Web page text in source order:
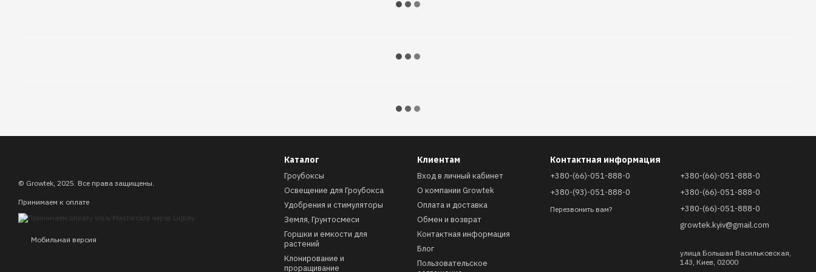
© Growtek, 2025. Все права защищены.
Принимаем к оплате
Мобильная версия
Каталог
Гроубоксы
Освещение для Гроубокса
Удобрения и стимуляторы
Земля, Грунтосмеси
Горшки и емкости для
растений
Клонирование и
проращивание
Клиентам
Вход в личный кабинет
О компании Growtek
Оплата и доставка
Обмен и возврат
Контактная информация
Блог
Пользовательское
Контактная информация
+380-(66)-051-888-0
+380-(93)-051-888-0
Перезвонить вам?
+380-(66)-051-888-0
+380-(66)-051-888-0
+380-(66)-051-888-0
growtek.kyiv@gmail.com
улица Большая Васильковская,
143, Киев, 02000